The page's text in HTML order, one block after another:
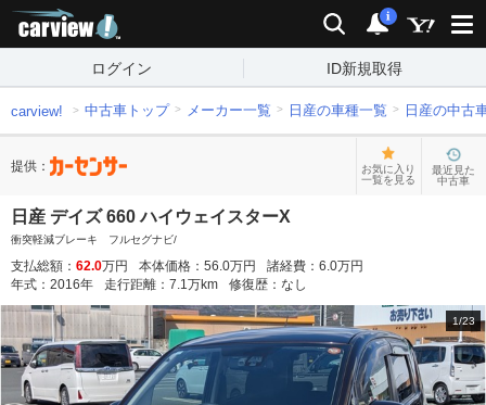
検索 通知
i
ログイン ID新規取得
carview! 中古車トップ メーカー一覧 日産の車種一覧 日産の中古
提供：
お気に入り
一覧を見る
最近見た
中古車
日産 デイズ 660 ハイウェイスターX
衝突軽減ブレーキ フルセグナビ/
支払総額： 62.0万円 本体価格： 56.0万円 諸経費： 6.0万円
年式： 2016年 走行距離： 7.1万km 修復歴： なし
1/23